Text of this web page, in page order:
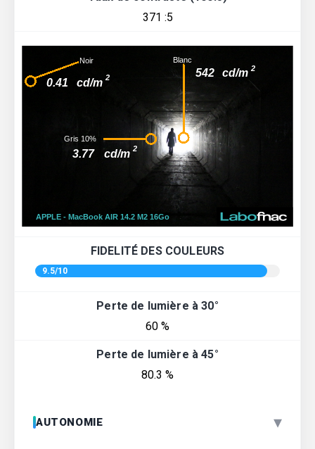
371 :5
FIDELITÉ DES COULEURS
9.5/10
Perte de lumière à 30°
60 %
Perte de lumière à 45°
80.3 %
AUTONOMIE ▾